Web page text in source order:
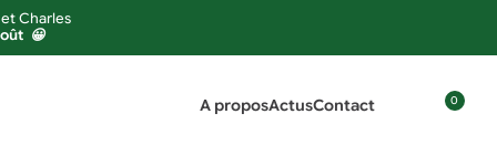
Charles
😀
A proposActusContact 0